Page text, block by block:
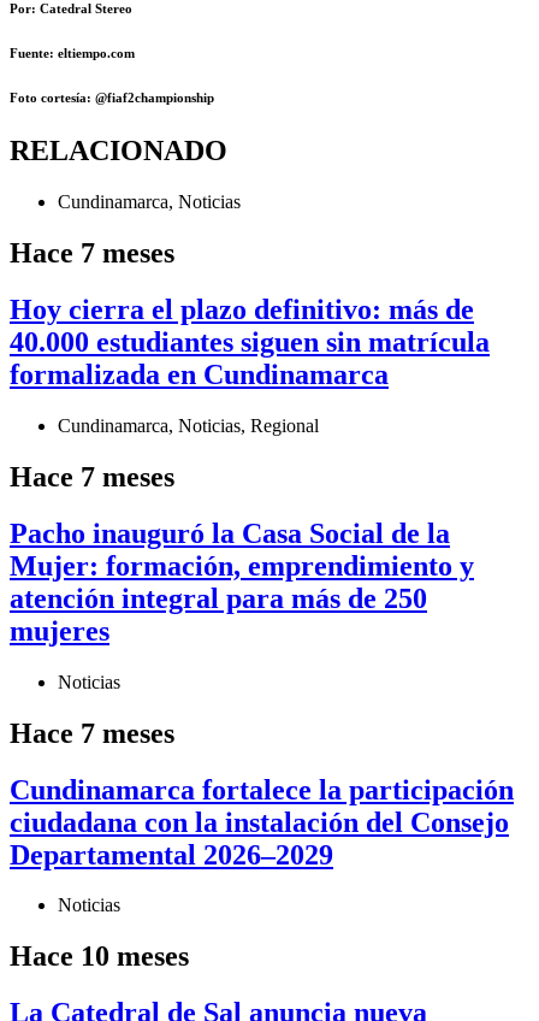
Por: Catedral Stereo
Fuente: eltiempo.com
Foto cortesía: @fiaf2championship
RELACIONADO
Cundinamarca, Noticias
Hace 7 meses
Hoy cierra el plazo definitivo: más de
40.000 estudiantes siguen sin matrícula
formalizada en Cundinamarca
Cundinamarca, Noticias, Regional
Hace 7 meses
Pacho inauguró la Casa Social de la
Mujer: formación, emprendimiento y
atención integral para más de 250
mujeres
Noticias
Hace 7 meses
Cundinamarca fortalece la participación
ciudadana con la instalación del Consejo
Departamental 2026–2029
Noticias
Hace 10 meses
La Catedral de Sal anuncia nueva